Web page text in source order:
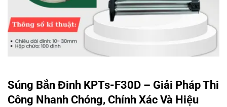
Súng Bắn Đinh KPTs-F30D – Giải Pháp Thi
Công Nhanh Chóng, Chính Xác Và Hiệu